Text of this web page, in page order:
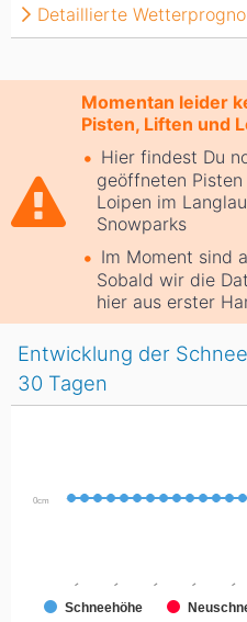
Detaillierte
Momentan leider
Pisten, Liften und
Hier findest Du
geöffneten
Loipen im
Snowparks
Im Moment sind
Sobald wir die
hier aus erster
Entwicklung der
30 Tagen
Schneehöhe
0cm
- - - - -